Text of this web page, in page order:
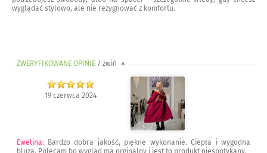
wyglądać stylowo, ale nie rezygnować z komfortu.
ZWERYFIKOWANE OPINIE / zwiń >
19 czerwca 2024
Ewelina:
Bardzo dobra jakość, piękne wykonanie. Ciepła i wygodna
bluza. Polecam bo wygląd ma orginalny i jest to produkt niespotykany.